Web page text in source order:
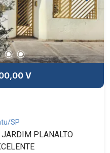
V
SP
JARDIM PLANALTO